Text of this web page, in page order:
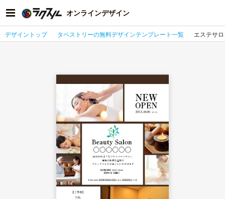
オンラインデザイン
デザイントップ タペストリーの無料デザインテンプレート一覧 エステサ